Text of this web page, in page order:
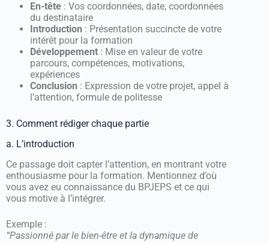
En-tête : Vos coordonnées, date, coordonnées
du destinataire
Introduction : Présentation succincte de votre
intérêt pour la formation
Développement : Mise en valeur de votre
parcours, compétences, motivations,
expériences
Conclusion : Expression de votre projet, appel à
l’attention, formule de politesse
3. Comment rédiger chaque partie
a. L’introduction
Ce passage doit capter l’attention, en montrant votre
enthousiasme pour la formation. Mentionnez d’où
vous avez eu connaissance du BPJEPS et ce qui
vous motive à l’intégrer.
Exemple :
“Passionné par le bien-être et la dynamique de